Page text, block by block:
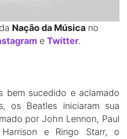
Nação da Música no
e Twitter.
bem sucedido e aclamado
os Beatles iniciaram sua
por John Lennon, Paul
Harrison e Ringo Starr, o